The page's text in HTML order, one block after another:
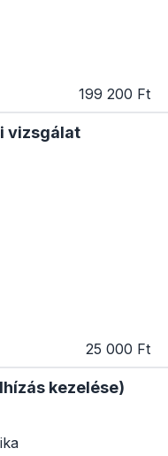
199 200 Ft
vizsgálat
25 000 Ft
kezelése)